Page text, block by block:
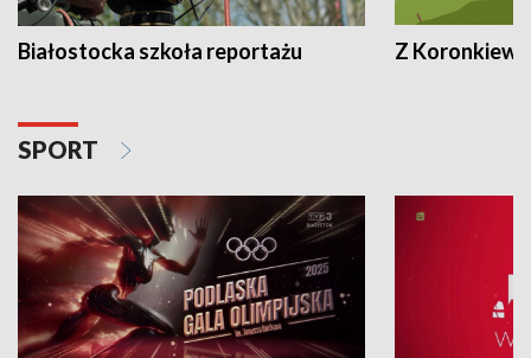
Białostocka szkoła reportażu Z
SPORT